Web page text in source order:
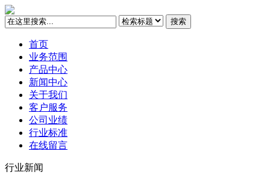
搜索
首页
业务范围
产品中心
新闻中心
关于我们
客户服务
公司业绩
行业标准
在线留言
行业新闻